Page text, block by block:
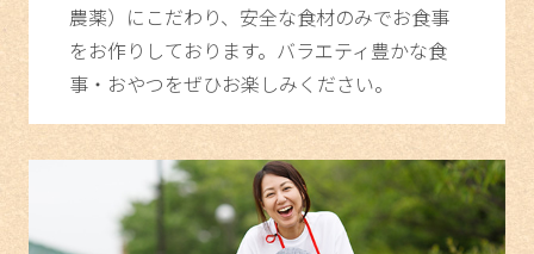
農薬）にこだわり、安全な食材のみでお食事
をお作りしております。バラエティ豊かな食
事・おやつをぜひお楽しみください。